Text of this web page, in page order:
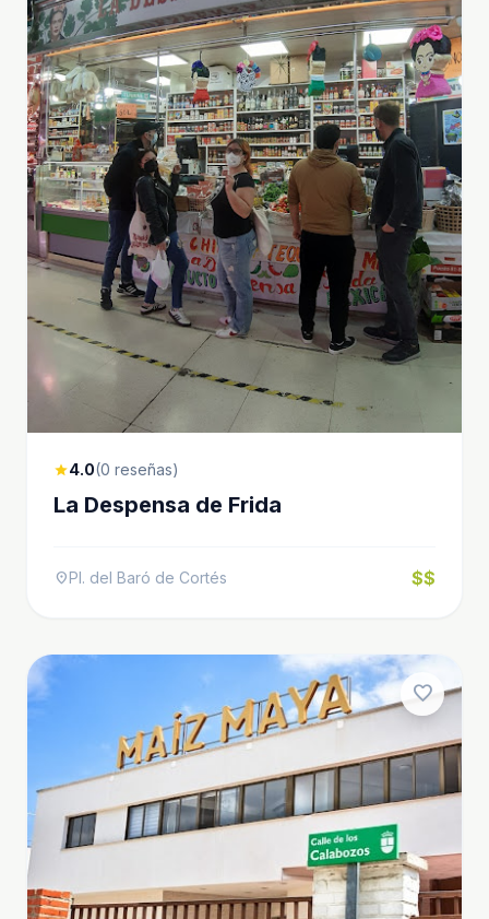
star4.0(0 reseñas)
La Despensa de Frida
location_onPl. del Baró de Cortés $$
favorite